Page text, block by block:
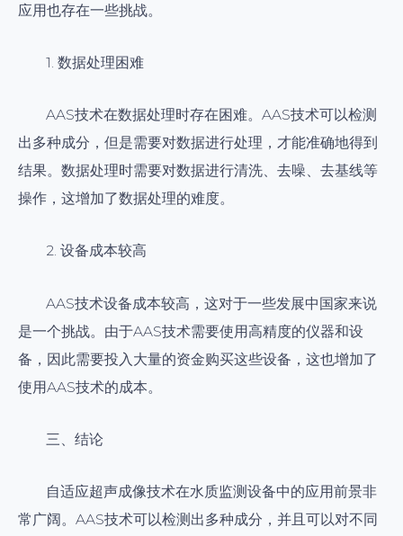
应用也存在一些挑战。
1. 数据处理困难
AAS技术在数据处理时存在困难。AAS技术可以检测
出多种成分，但是需要对数据进行处理，才能准确地得到
结果。数据处理时需要对数据进行清洗、去噪、去基线等
操作，这增加了数据处理的难度。
2. 设备成本较高
AAS技术设备成本较高，这对于一些发展中国家来说
是一个挑战。由于AAS技术需要使用高精度的仪器和设
备，因此需要投入大量的资金购买这些设备，这也增加了
使用AAS技术的成本。
三、结论
自适应超声成像技术在水质监测设备中的应用前景非
常广阔。AAS技术可以检测出多种成分，并且可以对不同